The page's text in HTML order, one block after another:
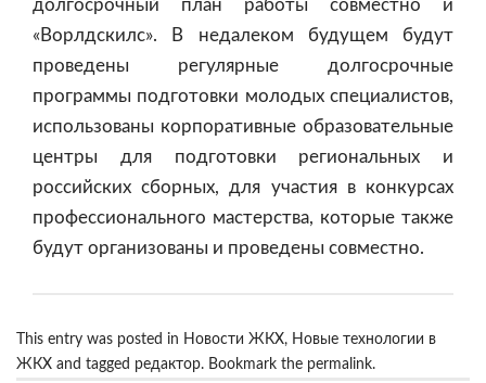
долгосрочный план работы совместно и
«Ворлдскилс». В недалеком будущем будут
проведены регулярные долгосрочные
программы подготовки молодых специалистов,
использованы корпоративные образовательные
центры для подготовки региональных и
российских сборных, для участия в конкурсах
профессионального мастерства, которые также
будут организованы и проведены совместно.
This entry was posted in Новости ЖКХ, Новые технологии в
ЖКХ and tagged редактор. Bookmark the permalink.